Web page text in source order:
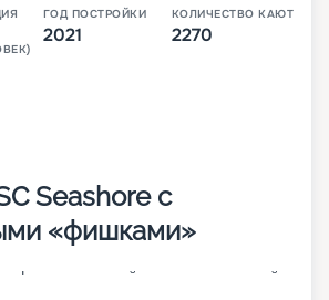
ГОД ПОСТРОЙКИ
2021
КОЛИЧЕСТВО КАЮТ
2270
Seashore с
«фишками»
– третий инновационный